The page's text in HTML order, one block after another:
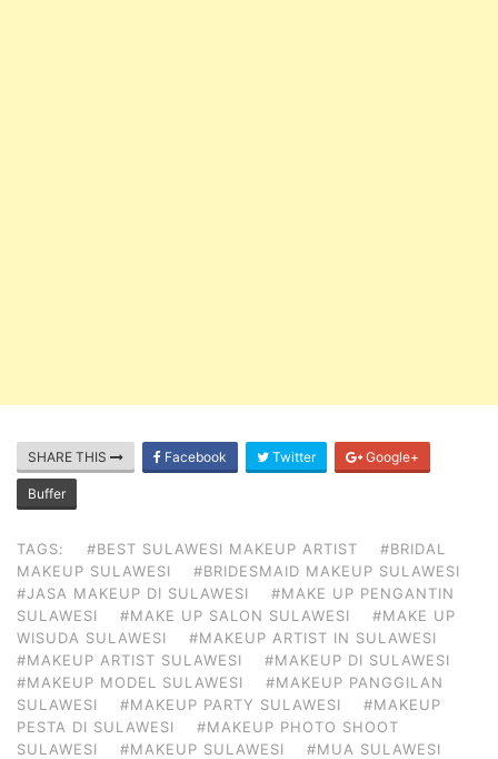
SHARE THIS Facebook Twitter Google+
Buffer
TAGS: #BEST SULAWESI MAKEUP ARTIST
#BRIDAL
MAKEUP SULAWESI
#BRIDESMAID MAKEUP SULAWESI
#JASA MAKEUP DI SULAWESI
#MAKE UP PENGANTIN
SULAWESI
#MAKE UP SALON SULAWESI
#MAKE UP
WISUDA SULAWESI
#MAKEUP ARTIST IN SULAWESI
#MAKEUP ARTIST SULAWESI
#MAKEUP DI SULAWESI
#MAKEUP MODEL SULAWESI
#MAKEUP PANGGILAN
SULAWESI
#MAKEUP PARTY SULAWESI
#MAKEUP
PESTA DI SULAWESI
#MAKEUP PHOTO SHOOT
SULAWESI
#MAKEUP SULAWESI
#MUA SULAWESI